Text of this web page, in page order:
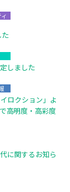
しました
ロクション」よ
高明度・高彩度
に関するお知ら